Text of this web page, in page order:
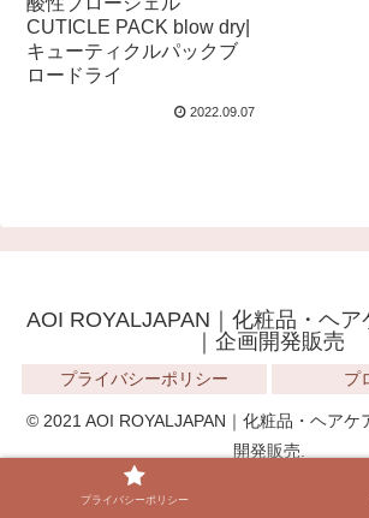
CUTICLE PACK blow dry|
キューティクルパックブ
ロードライ
2022.09.07
AOI ROYALJAPAN｜化粧品・ヘ
｜企画開発販売
プライバシーポリシー プ
© 2021 AOI ROYALJAPAN｜化粧品・ヘアケ
開発販売.
プライバシーポリシー